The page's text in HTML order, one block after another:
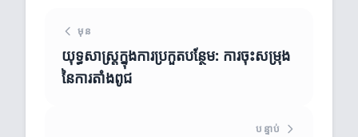
មុន
យុទ្ធសាស្ត្រក្នុងការប្រកួតបន្ថែម: ការចុះសម្រុង
នៃការតាំងពូជ
បន្ទាប់